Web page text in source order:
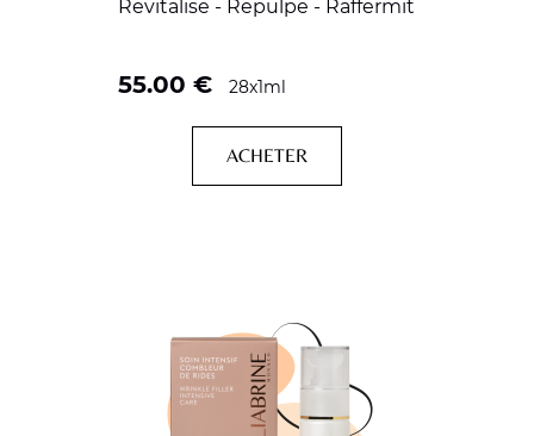
Revitalise - Repulpe - Raffermit
55.00 € 28x1ml
ACHETER